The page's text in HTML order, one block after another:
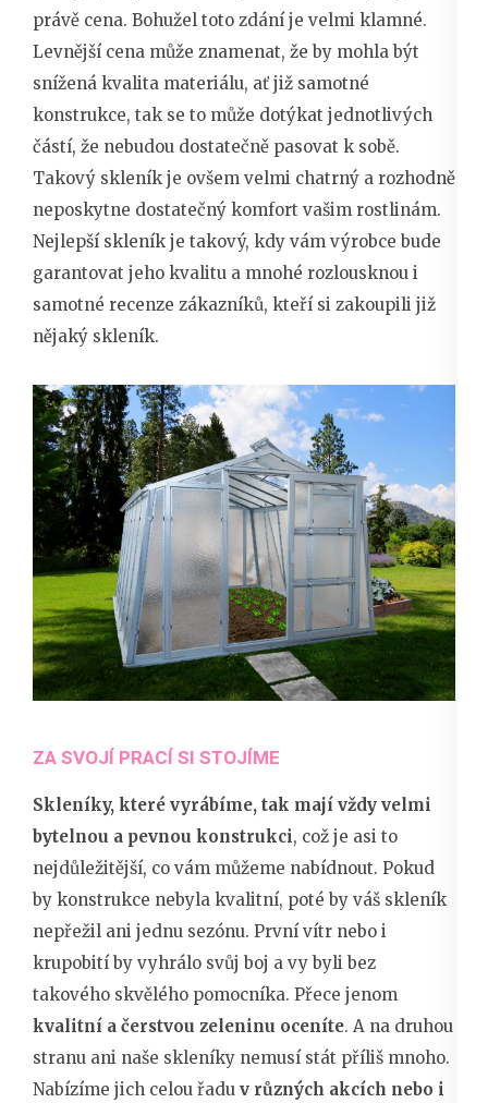
právě cena. Bohužel toto zdání je velmi klamné.
Levnější cena může znamenat, že by mohla být
snížená kvalita materiálu, ať již samotné
konstrukce, tak se to může dotýkat jednotlivých
částí, že nebudou dostatečně pasovat k sobě.
Takový skleník je ovšem velmi chatrný a rozhodně
neposkytne dostatečný komfort vašim rostlinám.
Nejlepší skleník je takový, kdy vám výrobce bude
garantovat jeho kvalitu a mnohé rozlousknou i
samotné recenze zákazníků, kteří si zakoupili již
nějaký skleník.
ZA SVOJÍ PRACÍ SI STOJÍME
Skleníky, které vyrábíme, tak mají vždy velmi
bytelnou a pevnou konstrukci, což je asi to
nejdůležitější, co vám můžeme nabídnout. Pokud
by konstrukce nebyla kvalitní, poté by váš skleník
nepřežil ani jednu sezónu. První vítr nebo i
krupobití by vyhrálo svůj boj a vy byli bez
takového skvělého pomocníka. Přece jenom
kvalitní a čerstvou zeleninu oceníte. A na druhou
stranu ani naše skleníky nemusí stát příliš mnoho.
Nabízíme jich celou řadu v různých akcích nebo i